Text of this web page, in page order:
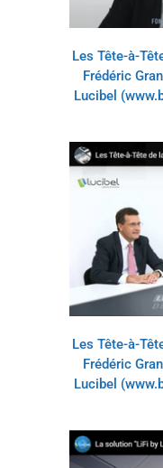
Les Tête-à-
Frédéric
Lucibel
Les Tête-à-
Frédéric
Lucibel